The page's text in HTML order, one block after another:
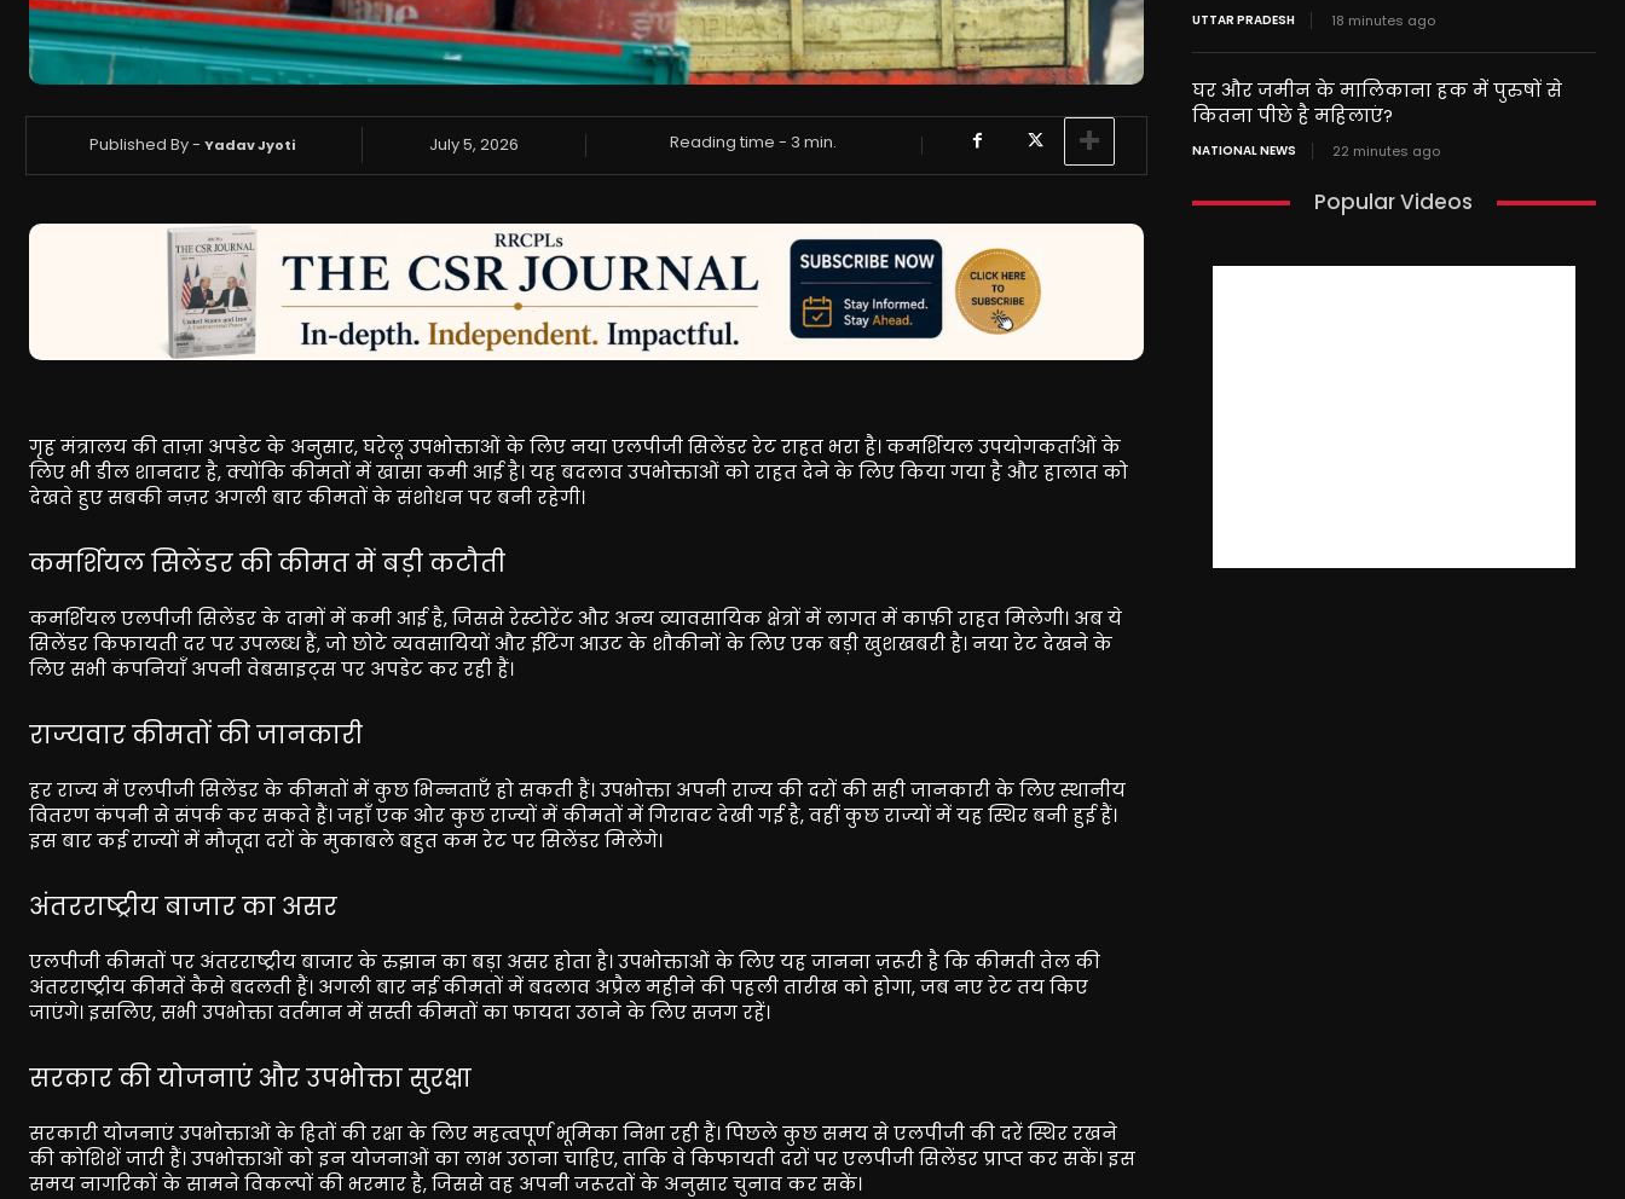
Published By - Yadav Jyoti July 5, 2026 Reading time - 3 min.
गृह मंत्रालय की ताज़ा अपडेट के अनुसार, घरेलू उपभोक्ताओं के लिए नया एलपीजी सिलेंडर रेट राहत भरा है। कमर्शियल उपयोगकर्ताओं के
लिए भी डील शानदार है, क्योंकि कीमतों में खासा कमी आई है। यह बदलाव उपभोक्ताओं को राहत देने के लिए किया गया है और हालात को
देखते हुए सबकी नज़र अगली बार कीमतों के संशोधन पर बनी रहेगी।
कमर्शियल सिलेंडर की कीमत में बड़ी कटौती
कमर्शियल एलपीजी सिलेंडर के दामों में कमी आई है, जिससे रेस्टोरेंट और अन्य व्यावसायिक क्षेत्रों में लागत में काफ़ी राहत मिलेगी। अब ये
सिलेंडर किफायती दर पर उपलब्ध हैं, जो छोटे व्यवसायियों और ईटिंग आउट के शौकीनों के लिए एक बड़ी खुशखबरी है। नया रेट देखने के
लिए सभी कंपनियाँ अपनी वेबसाइट्स पर अपडेट कर रही हैं।
राज्यवार कीमतों की जानकारी
हर राज्य में एलपीजी सिलेंडर के कीमतों में कुछ भिन्नताएँ हो सकती हैं। उपभोक्ता अपनी राज्य की दरों की सही जानकारी के लिए स्थानीय
वितरण कंपनी से संपर्क कर सकते हैं। जहाँ एक ओर कुछ राज्यों में कीमतों में गिरावट देखी गई है, वहीं कुछ राज्यों में यह स्थिर बनी हुई हैं।
इस बार कई राज्यों में मौजूदा दरों के मुकाबले बहुत कम रेट पर सिलेंडर मिलेंगे।
अंतरराष्ट्रीय बाजार का असर
एलपीजी कीमतों पर अंतरराष्ट्रीय बाजार के रुझान का बड़ा असर होता है। उपभोक्ताओं के लिए यह जानना ज़रूरी है कि कीमती तेल की
अंतरराष्ट्रीय कीमतें कैसे बदलती हैं। अगली बार नई कीमतों में बदलाव अप्रैल महीने की पहली तारीख को होगा, जब नए रेट तय किए
जाएंगे। इसलिए, सभी उपभोक्ता वर्तमान में सस्ती कीमतों का फायदा उठाने के लिए सजग रहें।
सरकार की योजनाएं और उपभोक्ता सुरक्षा
सरकारी योजनाएं उपभोक्ताओं के हितों की रक्षा के लिए महत्वपूर्ण भूमिका निभा रही हैं। पिछले कुछ समय से एलपीजी की दरें स्थिर रखने
की कोशिशें जारी हैं। उपभोक्ताओं को इन योजनाओं का लाभ उठाना चाहिए, ताकि वे किफायती दरों पर एलपीजी सिलेंडर प्राप्त कर सकें। इस
समय नागरिकों के सामने विकल्पों की भरमार है, जिससे वह अपनी जरूरतों के अनुसार चुनाव कर सकें।
UTTAR PRADESH 18 minutes ago
घर और जमीन के मालिकाना हक में पुरुषों से
कितना पीछे है महिलाएं?
NATIONAL NEWS 22 minutes ago
Popular Videos